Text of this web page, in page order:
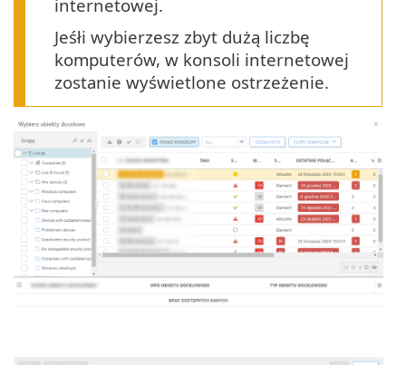
internetowej.
Jeśłi wybierzesz zbyt dużą liczbę
komputerów, w konsoli internetowej
zostanie wyświetlone ostrzeżenie.